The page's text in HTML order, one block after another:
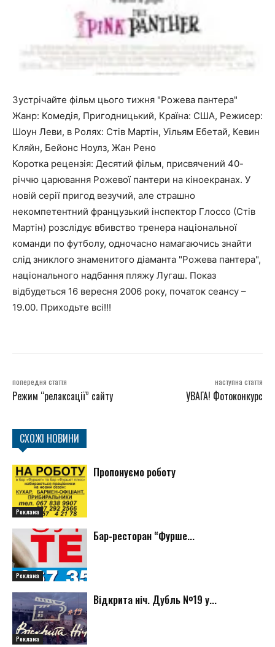
Зустрічайте фільм цього тижня "Рожева пантера"
Жанр: Комедія, Пригодницький, Країна: США, Режисер:
Шоун Леви, в Ролях: Стів Мартін, Уільям Ебетай, Кевин
Кляйн, Бейонс Ноулз, Жан Рено
Коротка рецензія: Десятий фільм, присвячений 40-
річчю царювання Рожевої пантери на кіноекранах. У
новій серії пригод везучий, але страшно
некомпетентний французький інспектор Глоссо (Стів
Мартін) розслідує вбивство тренера національної
команди по футболу, одночасно намагаючись знайти
слід зниклого знаменитого діаманта "Рожева пантера",
національного надбання пляжу Лугаш. Показ
відбудеться 16 вересня 2006 року, початок сеансу –
19.00. Приходьте всі!!!
попередня стаття
Режим “релаксації” сайту
наступна стаття
УВАГА! Фотоконкурс
СХОЖІ НОВИНИ
Реклама
Пропонуємо роботу
Реклама
Бар-ресторан “Фурше...
Реклама
Відкрита ніч. Дубль №19 у...